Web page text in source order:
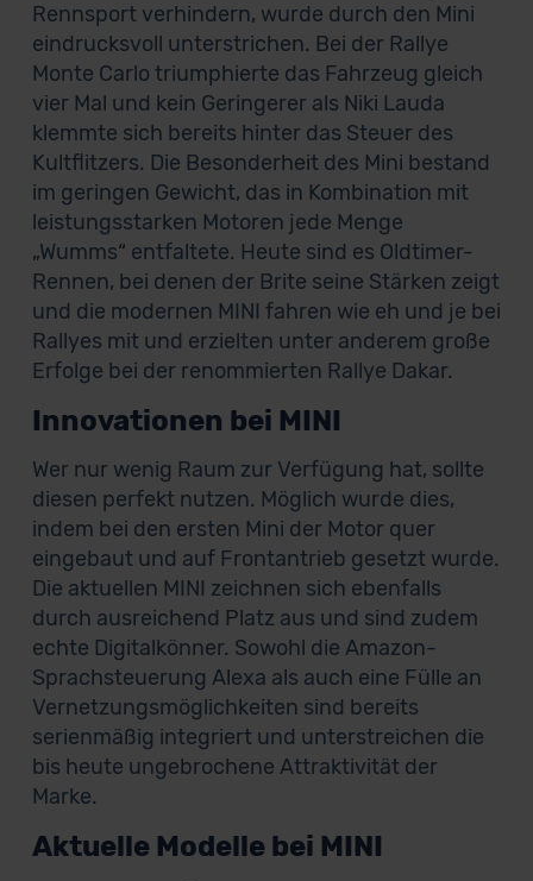
Rennsport verhindern, wurde durch den Mini
eindrucksvoll unterstrichen. Bei der Rallye
Monte Carlo triumphierte das Fahrzeug gleich
vier Mal und kein Geringerer als Niki Lauda
klemmte sich bereits hinter das Steuer des
Kultflitzers. Die Besonderheit des Mini bestand
im geringen Gewicht, das in Kombination mit
leistungsstarken Motoren jede Menge
„Wumms“ entfaltete. Heute sind es Oldtimer-
Rennen, bei denen der Brite seine Stärken zeigt
und die modernen MINI fahren wie eh und je bei
Rallyes mit und erzielten unter anderem große
Erfolge bei der renommierten Rallye Dakar.
Innovationen bei MINI
Wer nur wenig Raum zur Verfügung hat, sollte
diesen perfekt nutzen. Möglich wurde dies,
indem bei den ersten Mini der Motor quer
eingebaut und auf Frontantrieb gesetzt wurde.
Die aktuellen MINI zeichnen sich ebenfalls
durch ausreichend Platz aus und sind zudem
echte Digitalkönner. Sowohl die Amazon-
Sprachsteuerung Alexa als auch eine Fülle an
Vernetzungsmöglichkeiten sind bereits
serienmäßig integriert und unterstreichen die
bis heute ungebrochene Attraktivität der
Marke.
Aktuelle Modelle bei MINI